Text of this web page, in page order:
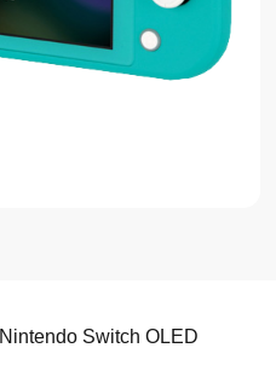
Nintendo Switch OLED